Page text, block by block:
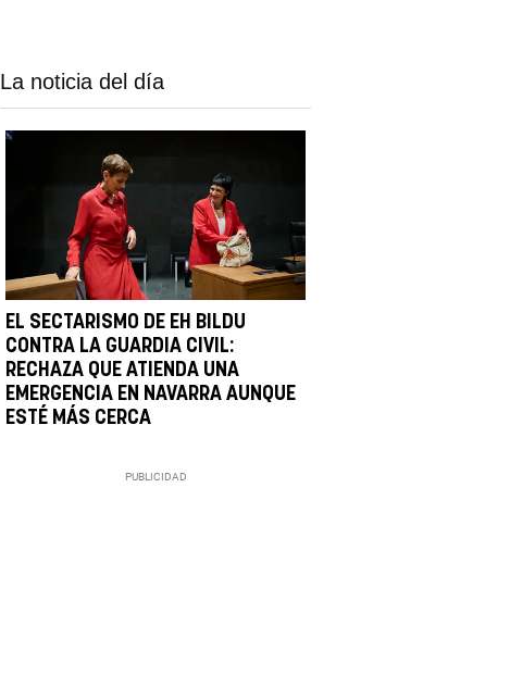
La noticia del día
EL SECTARISMO DE EH BILDU
CONTRA LA GUARDIA CIVIL:
RECHAZA QUE ATIENDA UNA
EMERGENCIA EN NAVARRA AUNQUE
ESTÉ MÁS CERCA